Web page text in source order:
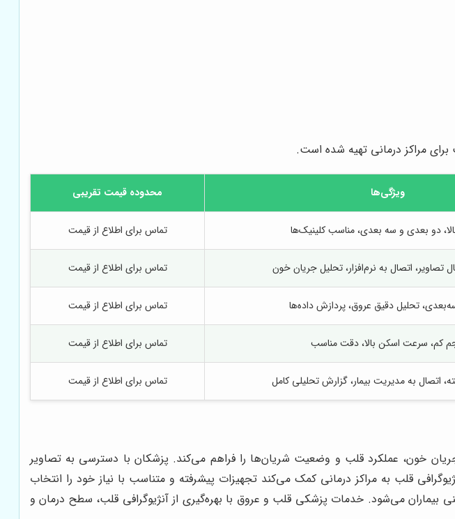
مراکز درمانی تهیه شده است.
ویژگی‌ها محدوده قیمت تقریبی
دو بعدی و سه بعدی، مناسب کلینیک‌ها تماس برای اطلاع از قیمت
تصاویر، اتصال به نرم‌افزار، تحلیل جریان خون تماس برای اطلاع از قیمت
تحلیل دقیق عروق، پردازش داده‌ها تماس برای اطلاع از قیمت
کم، سرعت اسکن بالا، دقت مناسب تماس برای اطلاع از قیمت
اتصال به مدیریت بیمار، گزارش تحلیلی کامل تماس برای اطلاع از قیمت
خون، عملکرد قلب و وضعیت شریان‌ها را فراهم می‌کند. پزشکان با دسترسی به تصاویر
قلب به مراکز درمانی کمک می‌کند تجهیزات پیشرفته و متناسب با نیاز خود را انتخاب
بیماران می‌شود. خدمات پزشکی قلب و عروق با بهره‌گیری از آنژیوگرافی قلب، سطح درمان و